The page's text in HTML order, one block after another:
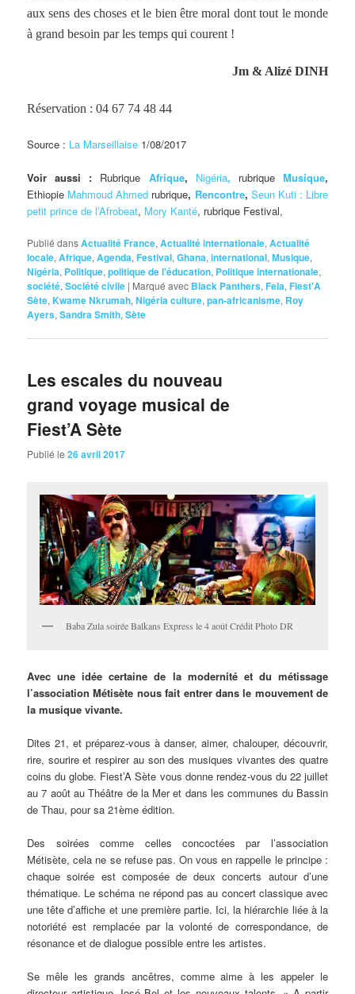
aux sens des choses et le bien être moral dont tout le monde
à grand besoin par les temps qui courent !
Jm & Alizé DINH
Réservation : 04 67 74 48 44
Source : La Marseillaise 1/08/2017
Voir aussi : Rubrique Afrique, Nigéria, rubrique Musique,
Ethiopie Mahmoud Ahmed rubrique, Rencontre, Seun Kuti : Libre
petit prince de l’Afrobeat, Mory Kanté, rubrique Festival,
Publié dansActualité France,Actualité internationale,Actualité
locale,Afrique,Agenda,Festival,Ghana,international,Musique,
Nigéria, Politique,politique de l'éducation, Politique internationale,
société,Société civile | Marqué avec Black Panthers,Fela,Fiest'A
Sète,Kwame Nkrumah,Nigéria culture,pan-africanisme, Roy
Ayers,Sandra Smith,Sète
Les escales du nouveau
grand voyage musical de
Fiest’A Sète
Publié le26 avril 2017
Baba Zula soirée Balkans Express le 4 août Crédit Photo DR
Avec une idée certaine de la modernité et du métissage
l’association Métisète nous fait entrer dans le mouvement de
la musique vivante.
Dites 21, et préparez-vous à danser, aimer, chalouper, découvrir,
rire, sourire et respirer au son des musiques vivantes des quatre
coins du globe. Fiest’A Sète vous donne rendez-vous du 22 juillet
au 7 août au Théâtre de la Mer et dans les communes du Bassin
de Thau, pour sa 21ème édition.
Des soirées comme celles concoctées par l’association
Métisète, cela ne se refuse pas. On vous en rappelle le principe :
chaque soirée est composée de deux concerts autour d’une
thématique. Le schéma ne répond pas au concert classique avec
une tête d’affiche et une première partie. Ici, la hiérarchie liée à la
notoriété est remplacée par la volonté de correspondance, de
résonance et de dialogue possible entre les artistes.
Se mêle les grands ancêtres, comme aime à les appeler le